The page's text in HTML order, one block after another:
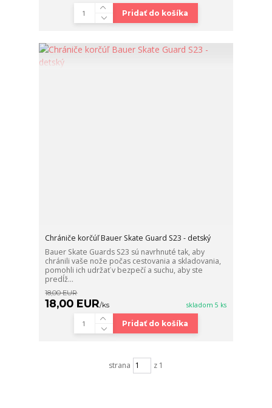
Pridať do košíka
Chrániče korčúľ Bauer Skate Guard S23 - detský
Bauer Skate Guards S23 sú navrhnuté tak, aby
chránili vaše nože počas cestovania a skladovania,
pomohli ich udržať v bezpečí a suchu, aby ste
predĺž...
18,00 EUR
18,00 EUR/ks skladom 5 ks
Pridať do košíka
strana z 1